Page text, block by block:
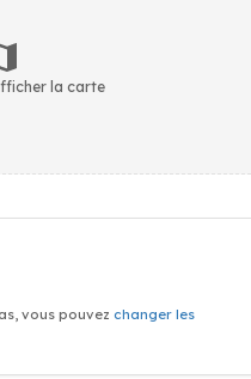
la carte
vous pouvez changer les